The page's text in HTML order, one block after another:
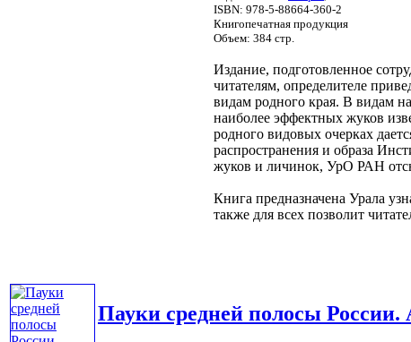
ISBN: 978-5-88664-360-2
Книгопечатная продукция
Объем: 384 стр.
Издание, подготовленное
читателям, определителе
видам родного края. В видам
наиболее эффектных жуков
родного видовых очерках
распространения и образа
жуков и личинок, УрО РАН
Книга предназначена Урала
также для всех позволит
Пауки средней полосы России.